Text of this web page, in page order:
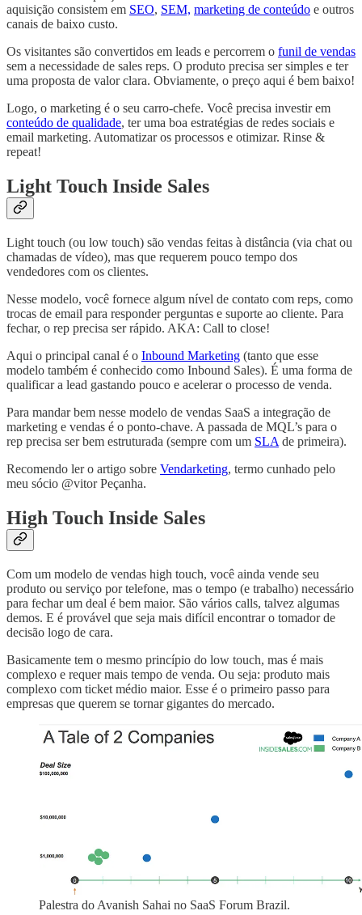
aquisição consistem em SEO, SEM, marketing de conteúdo e outros
canais de baixo custo.
Os visitantes são convertidos em leads e percorrem o funil de vendas
sem a necessidade de sales reps. O produto precisa ser simples e ter
uma proposta de valor clara. Obviamente, o preço aqui é bem baixo!
Logo, o marketing é o seu carro-chefe. Você precisa investir em
conteúdo de qualidade, ter uma boa estratégias de redes sociais e
email marketing. Automatizar os processos e otimizar. Rinse &
repeat!
Light Touch Inside Sales
Light touch (ou low touch) são vendas feitas à distância (via chat ou
chamadas de vídeo), mas que requerem pouco tempo dos
vendedores com os clientes.
Nesse modelo, você fornece algum nível de contato com reps, como
trocas de email para responder perguntas e suporte ao cliente. Para
fechar, o rep precisa ser rápido. AKA: Call to close!
Aqui o principal canal é o Inbound Marketing (tanto que esse
modelo também é conhecido como Inbound Sales). É uma forma de
qualificar a lead gastando pouco e acelerar o processo de venda.
Para mandar bem nesse modelo de vendas SaaS a integração de
marketing e vendas é o ponto-chave. A passada de MQL’s para o
rep precisa ser bem estruturada (sempre com um SLA de primeira).
Recomendo ler o artigo sobre Vendarketing, termo cunhado pelo
meu sócio @vitor Peçanha.
High Touch Inside Sales
Com um modelo de vendas high touch, você ainda vende seu
produto ou serviço por telefone, mas o tempo (e trabalho) necessário
para fechar um deal é bem maior. São vários calls, talvez algumas
demos. E é provável que seja mais difícil encontrar o tomador de
decisão logo de cara.
Basicamente tem o mesmo princípio do low touch, mas é mais
complexo e requer mais tempo de venda. Ou seja: produto mais
complexo com ticket médio maior. Esse é o primeiro passo para
empresas que querem se tornar gigantes do mercado.
Palestra do Avanish Sahai no SaaS Forum Brazil.